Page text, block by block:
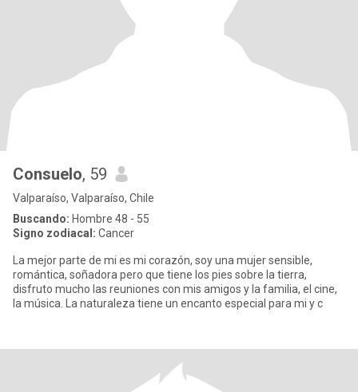
Consuelo, 59
Valparaíso, Valparaíso, Chile
Buscando: Hombre 48 - 55
Signo zodiacal: Cancer
La mejor parte de mi es mi corazón, soy una mujer sensible,
romántica, soñadora pero que tiene los pies sobre la tierra,
disfruto mucho las reuniones con mis amigos y la familia, el cine,
la música. La naturaleza tiene un encanto especial para mi y c